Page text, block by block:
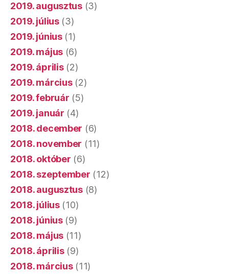
2019. augusztus(3)
2019. július(3)
2019. június(1)
2019. május (6)
2019. április(2)
2019. március(2)
2019. február (5)
2019. január (4)
2018. december (6)
2018. november (11)
2018. október (6)
2018. szeptember (12)
2018. augusztus(8)
2018. július(10)
2018. június(9)
2018. május (11)
2018. április(9)
2018. március(11)